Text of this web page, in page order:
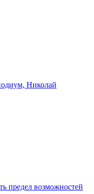
Николай
предел возможностей